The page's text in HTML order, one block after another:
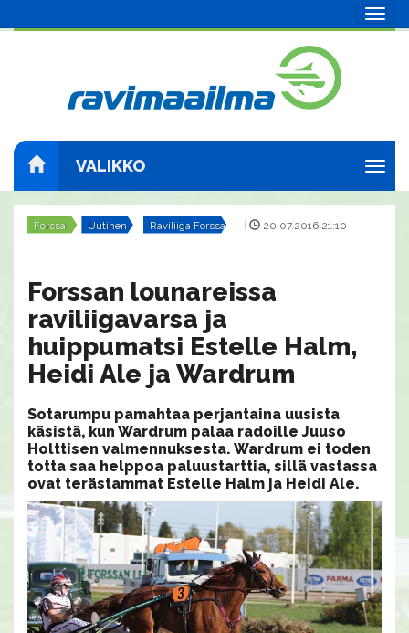
VALIKKO
Forssa Uutinen Raviliiga Forssa | 20.07.2016 21:10
Forssan lounareissa
raviliigavarsa ja
huippumatsi Estelle Halm,
Heidi Ale ja Wardrum
Sotarumpu pamahtaa perjantaina uusista
käsistä, kun Wardrum palaa radoille Juuso
Holttisen valmennuksesta. Wardrum ei toden
totta saa helppoa paluustarttia, sillä vastassa
ovat terästammat Estelle Halm ja Heidi Ale.